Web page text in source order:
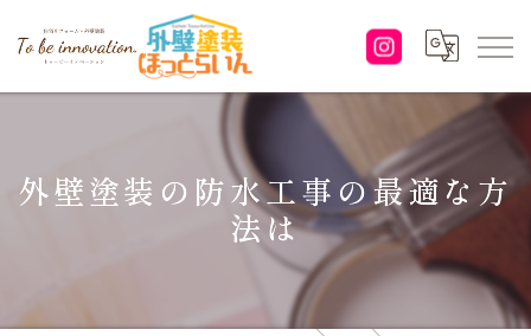
外壁塗装の防水工事の最適な方
法は